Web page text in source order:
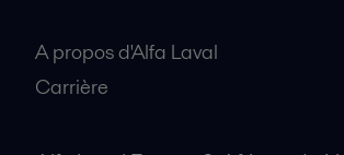
A propos d'Alfa Laval
Carrière